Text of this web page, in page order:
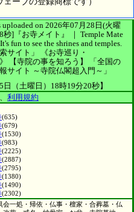
uploaded on 2026年07月28日(火曜
秒] 『お寺メイト』 ｜ Temple Mate
It's fun to see the shrines and temples.
サイト」
《お寺巡り・
【寺院の事を知ろう】
「全国の
サイト ～寺院仏閣超入門～」
（土曜日）18時19分20秒】
、 利用規約
(635)
(679)
(1530)
(983)
(2225)
(2887)
(2795)
(1380)
(1490)
(2302)
会一処・帰依・仏事・檀家・合葬墓・仏